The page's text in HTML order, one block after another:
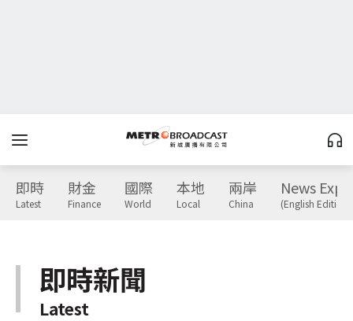
即時
Latest
財金
Finance
國際
World
本地
Local
兩岸
China
News
(English Edition)
即時新聞
Latest